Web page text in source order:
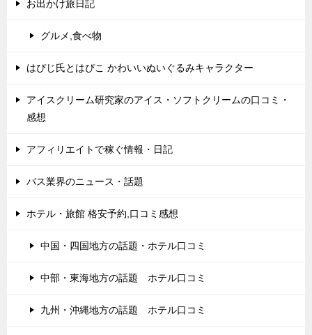
お出かけ旅日記
グルメ,食べ物
はぴじ氏とはぴこ かわいいぬいぐるみキャラクター
アイスクリーム研究家のアイス・ソフトクリームの口コミ・
感想
アフィリエイトで稼ぐ情報・日記
バス業界のニュース・話題
ホテル・旅館 格安予約,口コミ感想
中国・四国地方の話題・ホテル口コミ
中部・東海地方の話題 ホテル口コミ
九州・沖縄地方の話題 ホテル口コミ